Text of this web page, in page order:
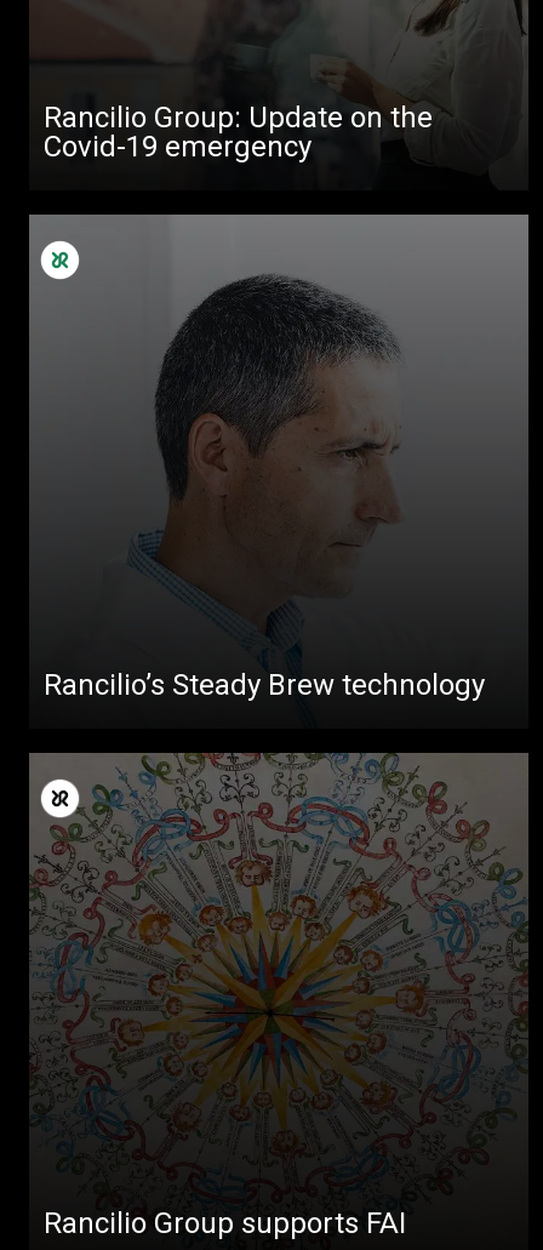
Rancilio Group: Update on the
Covid-19 emergency
Rancilio’s Steady Brew technology
Rancilio Group supports FAI
Productos
Noticias
Descargar